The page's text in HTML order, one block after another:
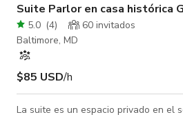
Suite Parlor en casa histórica
5.0 (4)
60 invitados
Baltimore, MD
$85 USD/h
La suite es un espacio privado en el